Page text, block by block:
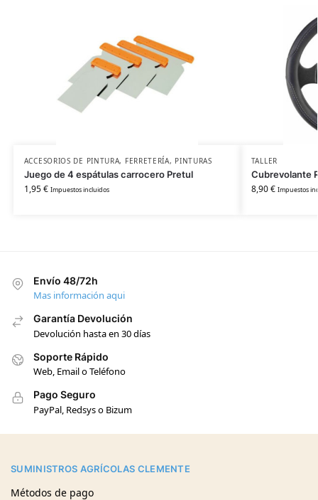
ACCESORIOS DE PINTURA, FERRETERÍA, PINTURAS
Juego de 4 espátulas carrocero Pretul
1,95€ Impuestos incluidos
TALLER
Cubrevolante
8,90€ Impuestos
Envío 48/72h
Mas información aqui
Garantía Devolución
Devolución hasta en 30 días
Soporte Rápido
Web, Email o Teléfono
Pago Seguro
PayPal, Redsys o Bizum
SUMINISTROS AGRÍCOLAS CLEMENTE
Métodos de pago